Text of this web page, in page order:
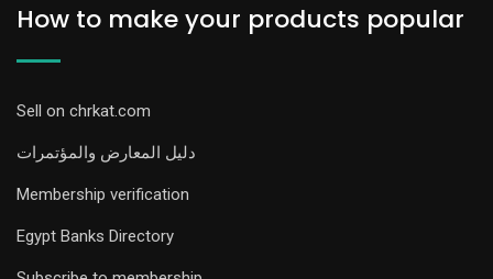
How to make your products popular
Sell on chrkat.com
دليل المعارض والمؤتمرات
Membership verification
Egypt Banks Directory